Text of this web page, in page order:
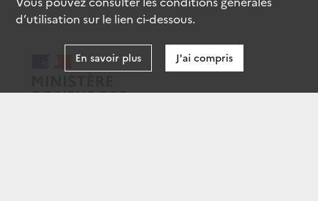
d’utilisation sur le lien ci-dessous.
En savoir plus J'ai compris